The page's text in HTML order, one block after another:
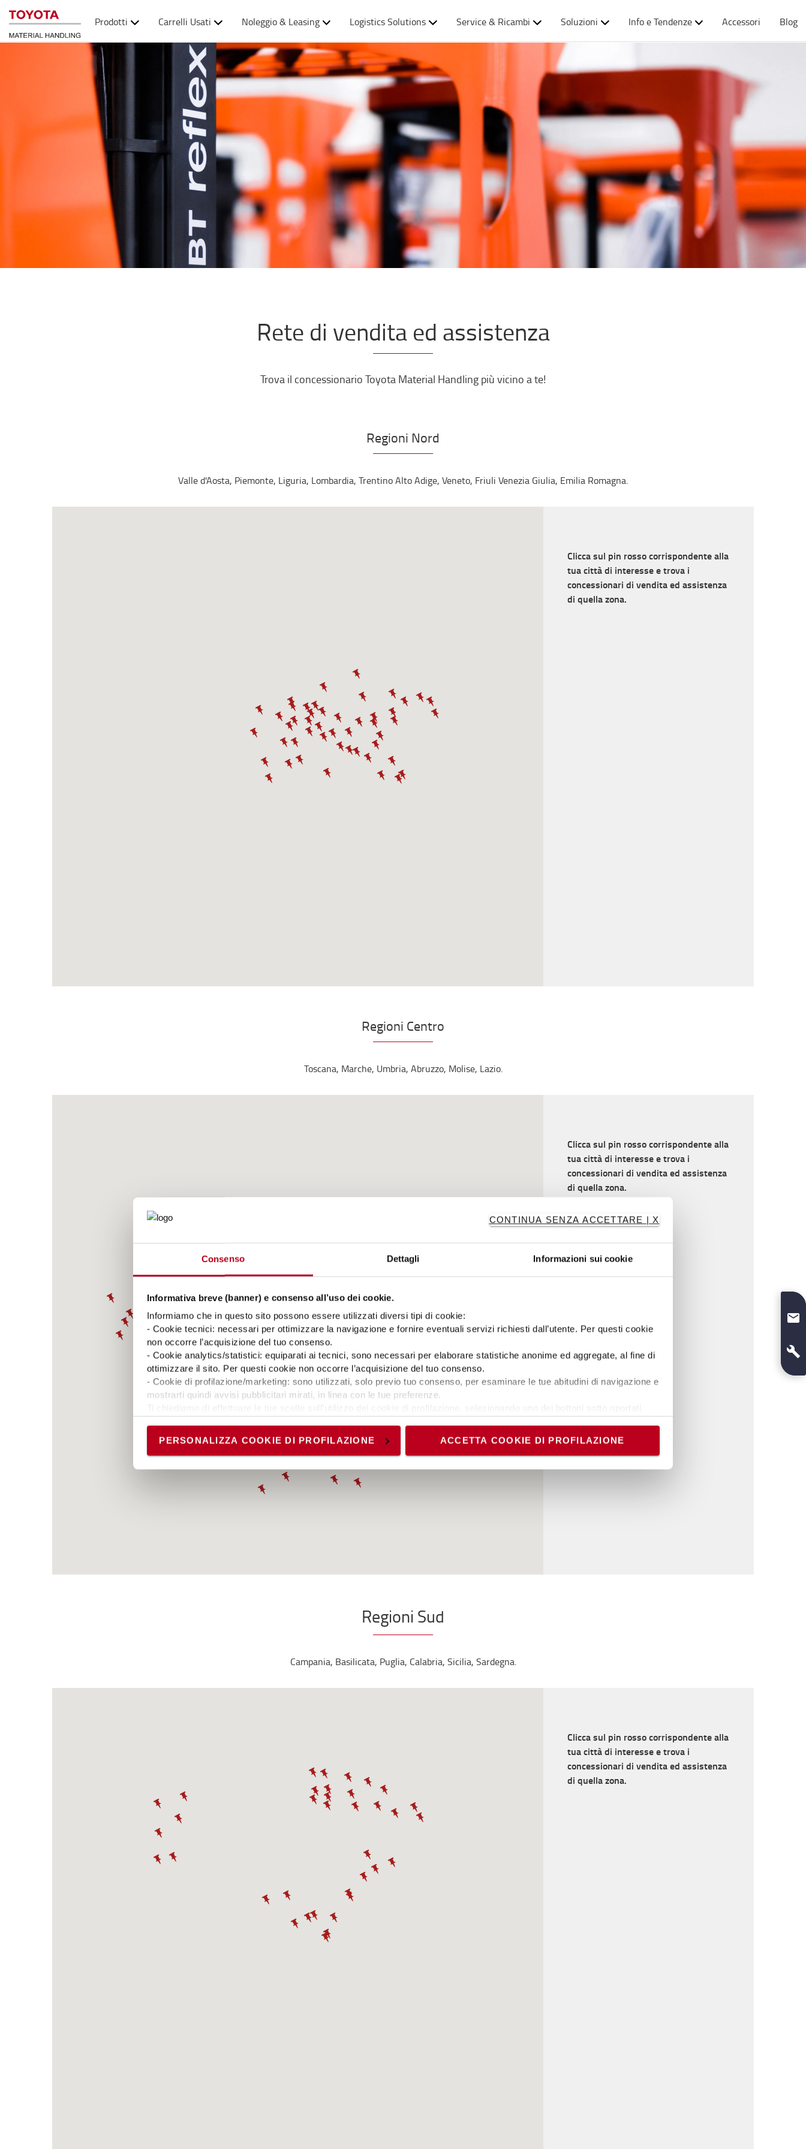
CONTINUA SENZA ACCETTARE | X
Consenso Dettagli Informazioni sui cookie
Informativa breve (banner) e consenso all’uso dei cookie.
Informiamo che in questo sito possono essere utilizzati diversi tipi di cookie:
- Cookie tecnici: necessari per ottimizzare la navigazione e fornire eventuali servizi richiesti dall’utente. Per questi cookie
non occorre l’acquisizione del tuo consenso.
- Cookie analytics/statistici: equiparati ai tecnici, sono necessari per elaborare statistiche anonime ed aggregate, al fine di
ottimizzare il sito. Per questi cookie non occorre l’acquisizione del tuo consenso.
- Cookie di profilazione/marketing: sono utilizzati, solo previo tuo consenso, per esaminare le tue abitudini di navigazione e
mostrarti quindi avvisi pubblicitari mirati, in linea con le tue preferenze.
Ti chiediamo di effettuare le tue scelte sull’utilizzo dei cookie di profilazione, selezionando uno dei bottoni sotto riportati.
permanere dei soli cookie tecnici ed analytics, per i quali non occorre il tuo consenso. Potrai comunque modificare le tue
scelte in qualsiasi momento, accedendo al link presente nel footer.
PERSONALIZZA COOKIE DI PROFILAZIONE ACCETTA COOKIE DI PROFILAZIONE
Prodotti Carrelli Usati Noleggio & Leasing Logistics Solutions Service & Ricambi Soluzioni Info e Tendenze Accessori Blog
Rete di vendita ed assistenza
Trova il concessionario Toyota Material Handling più vicino a te!
Regioni Nord
Valle d'Aosta, Piemonte, Liguria, Lombardia, Trentino Alto Adige, Veneto, Friuli Venezia Giulia, Emilia Romagna.
Clicca sul pin rosso corrispondente alla
tua città di interesse e trova i
concessionari di vendita ed assistenza
di quella zona.
Regioni Centro
Toscana, Marche, Umbria, Abruzzo, Molise, Lazio.
Clicca sul pin rosso corrispondente alla
tua città di interesse e trova i
concessionari di vendita ed assistenza
di quella zona.
Regioni Sud
Campania, Basilicata, Puglia, Calabria, Sicilia, Sardegna.
Clicca sul pin rosso corrispondente alla
tua città di interesse e trova i
concessionari di vendita ed assistenza
di quella zona.